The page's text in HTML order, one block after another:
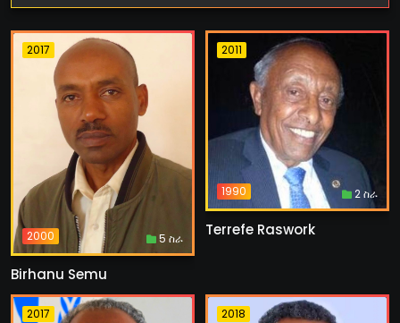
2017
2000 5 ስራ
Birhanu Semu
2011
1990 2 ስራ
Terrefe Raswork
2017 2018